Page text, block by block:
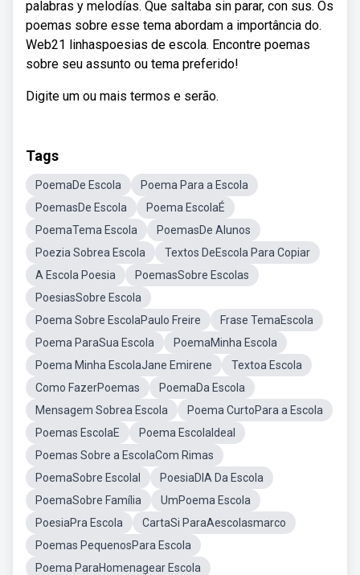
palabras y melodías. Que saltaba sin parar, con sus. Os
poemas sobre esse tema abordam a importância do.
Web21 linhaspoesias de escola. Encontre poemas
sobre seu assunto ou tema preferido!
Digite um ou mais termos e serão.
Tags
PoemaDe Escola
Poema Para a Escola
PoemasDe Escola
Poema EscolaÉ
PoemaTema Escola
PoemasDe Alunos
Poezia Sobrea Escola
Textos DeEscola Para Copiar
A Escola Poesia
PoemasSobre Escolas
PoesiasSobre Escola
Poema Sobre EscolaPaulo Freire
Frase TemaEscola
Poema ParaSua Escola
PoemaMinha Escola
Poema Minha EscolaJane Emirene
Textoa Escola
Como FazerPoemas
PoemaDa Escola
Mensagem Sobrea Escola
Poema CurtoPara a Escola
Poemas EscolaE
Poema EscolaIdeal
Poemas Sobre a EscolaCom Rimas
PoemaSobre Escolal
PoesiaDIA Da Escola
PoemaSobre Família
UmPoema Escola
PoesiaPra Escola
CartaSi ParaAescolasmarco
Poemas PequenosPara Escola
Poema ParaHomenagear Escola